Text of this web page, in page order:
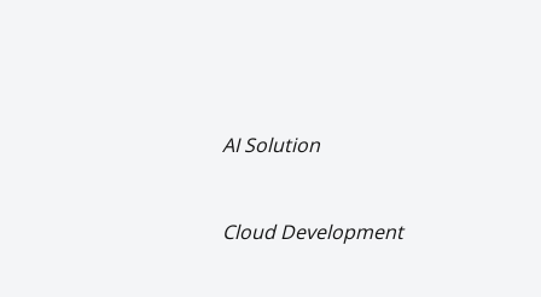
AI Solution
Cloud Development